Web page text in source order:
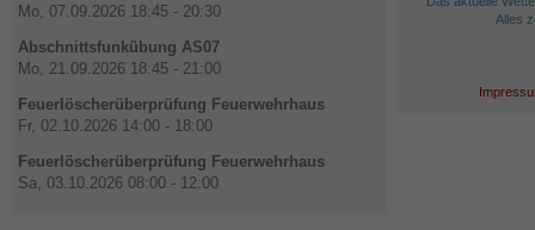
Mo, 07.09.2026 18:45 - 20:30
Abschnittsfunkübung AS07
Mo, 21.09.2026 18:45 - 21:00
Feuerlöscherüberprüfung Feuerwehrhaus
Fr, 02.10.2026 14:00 - 18:00
Feuerlöscherüberprüfung Feuerwehrhaus
Sa, 03.10.2026 08:00 - 12:00
Alles